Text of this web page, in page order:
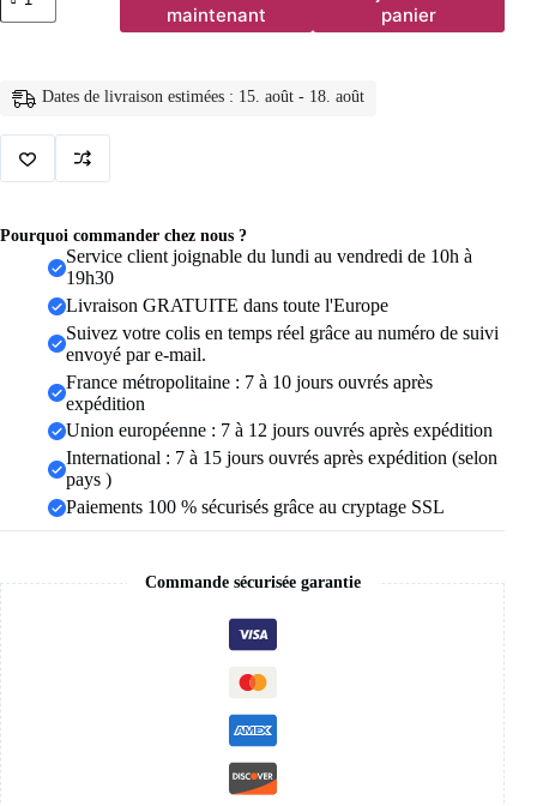
de
Leggings
taille
haute
pour
femme,
push-
fessier,
élastique
contrôle
entraînement
maintenant
panier
Dates de livraison estimées : 15. août - 18. août
Pourquoi commander chez nous ?
Service client joignable du lundi au vendredi de 10h à
19h30
Livraison GRATUITE dans toute l'Europe
Suivez votre colis en temps réel grâce au numéro de suivi
envoyé par e-mail.
France métropolitaine : 7 à 10 jours ouvrés après
expédition
Union européenne : 7 à 12 jours ouvrés après expédition
International : 7 à 15 jours ouvrés après expédition (selon
pays )
Paiements 100 % sécurisés grâce au cryptage SSL
Commande sécurisée garantie